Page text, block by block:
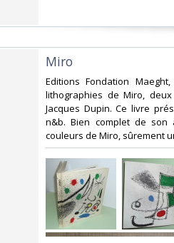
‎Miro‎
‎Editions Fondation
lithographies de Miro,
Jacques Dupin. Ce livre
n&b. Bien complet de son
couleurs de Miro, sûrement